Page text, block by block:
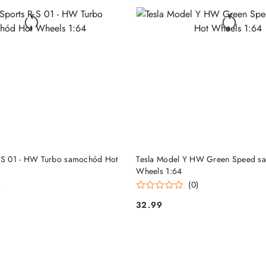
01 - HW Turbo samochód Hot
DO KOSZYKA
Tesla Model Y HW Green Speed
Wheels 1:64
(0)
Cena:
32.99
DO KOSZYKA